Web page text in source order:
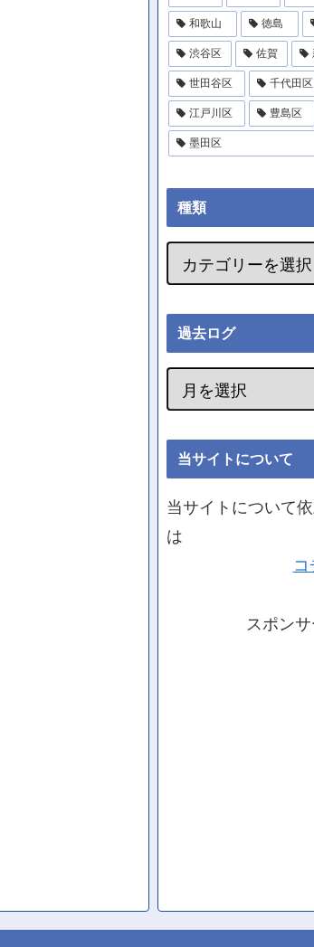
和歌山 徳島
渋谷区 佐賀
世田谷区 千代田区
江戸川区 豊島区
墨田区
種類
過去ログ
当サイトについて
当サイトについて
は
コ
スポン